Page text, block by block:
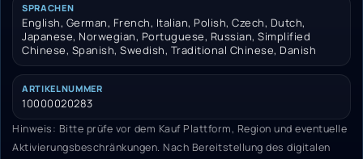
SPRACHEN
English, German, French, Italian, Polish, Czech, Dutch,
Japanese, Norwegian, Portuguese, Russian, Simplified
Chinese, Spanish, Swedish, Traditional Chinese, Danish
ARTIKELNUMMER
10000020283
Hinweis: Bitte prüfe vor dem Kauf Plattform, Region und eventuelle
Aktivierungsbeschränkungen. Nach Bereitstellung des digitalen